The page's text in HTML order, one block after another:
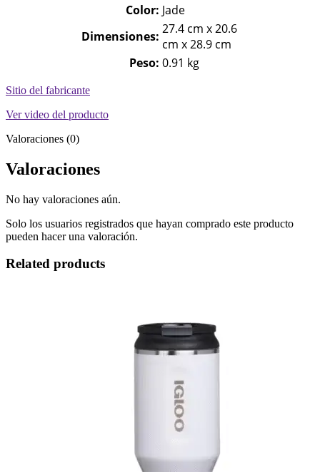
Color: Jade
Dimensiones: 27.4 cm x 20.6
cm x 28.9 cm
Peso: 0.91 kg
Sitio del fabricante
Ver video del producto
Valoraciones (0)
Valoraciones
No hay valoraciones aún.
Solo los usuarios registrados que hayan comprado este producto
pueden hacer una valoración.
Related products